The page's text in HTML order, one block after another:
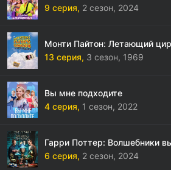
9 серия, 2 сезон, 2024
Монти Пайтон: Летающий
13 серия, 3 сезон, 1969
Вы мне подходите
4 серия, 1 сезон, 2022
Гарри Поттер: Волшебники
6 серия, 2 сезон, 2024